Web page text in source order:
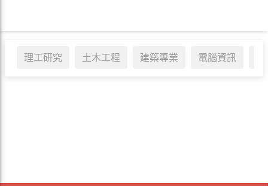
理工研究 土木工程 建築專業 電腦資訊